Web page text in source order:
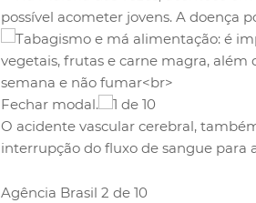
Fechar modal.
1 de 10
O acidente vascular cerebral,
interrupção do fluxo de sangue para
Agência Brasil 2 de 10